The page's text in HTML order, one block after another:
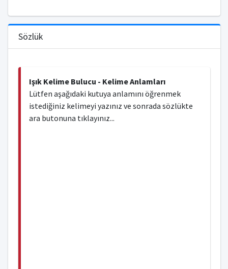
Sözlük
Işık Kelime Bulucu - Kelime Anlamları
Lütfen aşağıdaki kutuya anlamını öğrenmek
istediğiniz kelimeyi yazınız ve sonrada sözlükte
ara butonuna tıklayınız...